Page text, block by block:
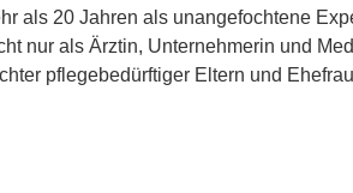
als 20 Jahren als unangefochtene
nur als Ärztin, Unternehmerin und
pflegebedürftiger Eltern und